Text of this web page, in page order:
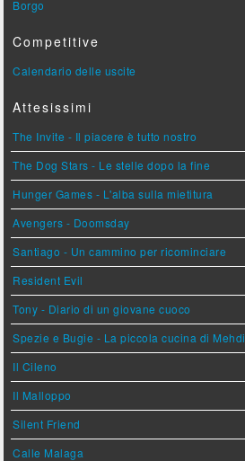
Borgo
Competitive
Calendario delle uscite
Attesissimi
The Invite - Il piacere è tutto nostro
The Dog Stars - Le stelle dopo la fine
Hunger Games - L'alba sulla mietitura
Avengers - Doomsday
Santiago - Un cammino per ricominciare
Resident Evil
Tony - Diario di un giovane cuoco
Spezie e Bugie - La piccola cucina di Mehdi
Il Cileno
Il Malloppo
Silent Friend
Calle Malaga